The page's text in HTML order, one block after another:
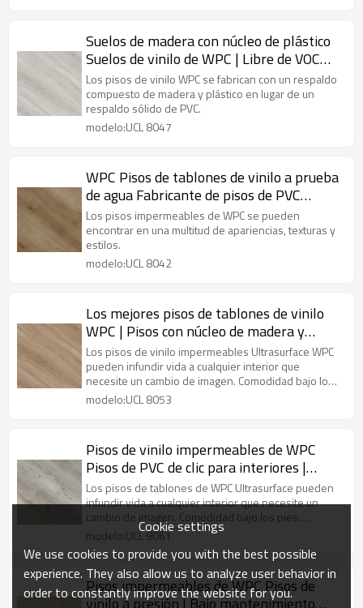
Suelos de madera con núcleo de plástico
Suelos de vinilo de WPC | Libre de VOC
Reciclable Residencial Comercial 100
Impermeable
Los pisos de vinilo WPC se fabrican con un respaldo
compuesto de madera y plástico en lugar de un
respaldo sólido de PVC.
modelo:UCL 8047
WPC Pisos de tablones de vinilo a prueba
de agua Fabricante de pisos de PVC
compuesto de plástico y madera | Confort
Duradero Antideslizante UCL 8042
Los pisos impermeables de WPC se pueden
encontrar en una multitud de apariencias, texturas y
estilos.
modelo:UCL 8042
Los mejores pisos de tablones de vinilo
WPC | Pisos con núcleo de madera y
plástico al por mayor | Apto para niños
Impermeable Libre de VOC Reciclable
Los pisos de vinilo impermeables Ultrasurface WPC
pueden infundir vida a cualquier interior que
necesite un cambio de imagen. Comodidad bajo los
pies.
modelo:UCL 8053
Pisos de vinilo impermeables de WPC
Pisos de PVC de clic para interiores |
Diseño innovador Estilo sensible No
Heavy Metal Easy DIY Install UCL 8061
Los pisos de tablones de WPC Ultrasurface pueden
infundir vida a cualquier interior que necesite un
cambio de imagen. Comodidad bajo los pies.
Resistente a las manchas.
modelo:UCL 8061
Pisos impermeables de WPC Pisos de
vinilo a presión | Bajo mantenimiento
Cookie settings
We use cookies to provide you with the best possible
experience. They also allow us to analyze user behavior in
order to constantly improve the website for you.